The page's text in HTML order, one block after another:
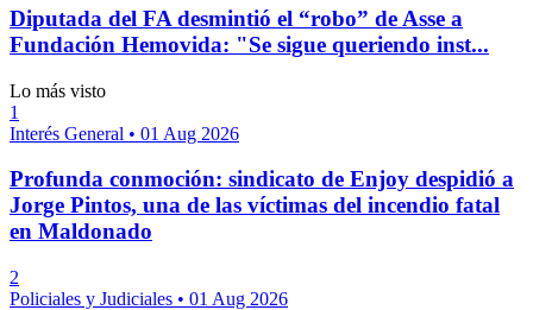
Diputada del FA desmintió el “robo” de Asse a
Fundación Hemovida: "Se sigue queriendo inst...
Lo más visto
1
Interés General • 01 Aug 2026
Profunda conmoción: sindicato de Enjoy despidió a
Jorge Pintos, una de las víctimas del incendio fatal
en Maldonado
2
Policiales y Judiciales • 01 Aug 2026